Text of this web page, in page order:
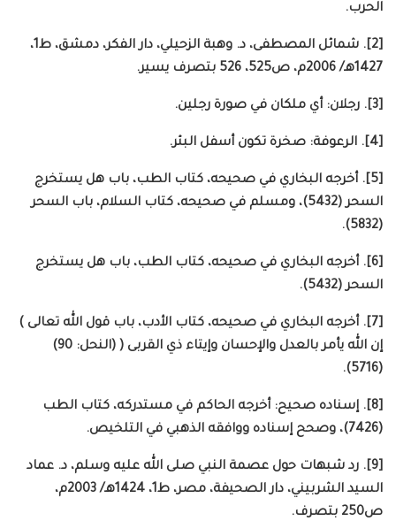
الحرب.
[2]. شمائل المصطفى، د. وهبة الزحيلي، دار الفكر، دمشق، ط1،
1427هـ/ 2006م، ص525، 526 بتصرف يسير.
[3]. رجلان: أي ملكان في صورة رجلين.
[4]. الرعوفة: صخرة تكون أسفل البئر.
[5]. أخرجه البخاري في صحيحه، كتاب الطب، باب هل يستخرج
السحر (5432)، ومسلم في صحيحه، كتاب السلام، باب السحر
(5832).
[6]. أخرجه البخاري في صحيحه، كتاب الطب، باب هل يستخرج
السحر (5432).
[7]. أخرجه البخاري في صحيحه، كتاب الأدب، باب قول الله تعالى )
إن الله يأمر بالعدل والإحسان وإيتاء ذي القربى ( (النحل: 90)
(5716).
[8]. إسناده صحيح: أخرجه الحاكم في مستدركه، كتاب الطب
(7426)، وصحح إسناده ووافقه الذهبي في التلخيص.
[9]. رد شبهات حول عصمة النبي صلى الله عليه وسلم، د. عماد
السيد الشربيني، دار الصحيفة، مصر، ط1، 1424هـ/ 2003م،
ص250 بتصرف.